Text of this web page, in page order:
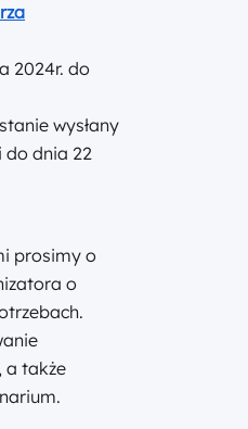
2024r. do
wysłany
do dnia 22
prosimy o
o
a także